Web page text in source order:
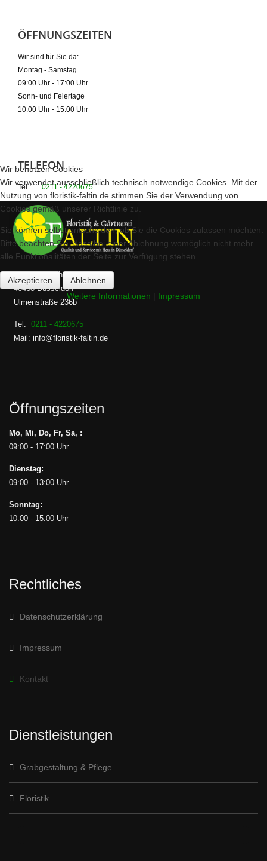
ÖFFNUNGSZEITEN
Wir sind für Sie da:
Montag - Samstag
09:00 Uhr - 17:00 Uhr
Sonn- und Feiertage
10:00 Uhr - 15:00 Uhr
TELEFON
Tel.:0211 - 4220675
Am Nordfriedhof
40468 Düsseldorf
Ulmenstraße 236b
Tel: 0211 - 4220675
Mail: info@floristik-faltin.de
Öffnungszeiten
Mo, Mi, Do, Fr, Sa, :
09:00 - 17:00 Uhr
Dienstag:
09:00 - 13:00 Uhr
Sonntag:
10:00 - 15:00 Uhr
Rechtliches
Datenschutzerklärung
Impressum
Kontakt
Dienstleistungen
Grabgestaltung & Pflege
Floristik
Wir benutzen Cookies
Wir verwendet ausschließlich technisch notwendige Cookies. Mit der
Nutzung von floristik-faltin.de stimmen Sie der Verwendung von
Cookies gemäß unserer Richtlinie zu.
Sie können selbst entscheiden, ob Sie die Cookies zulassen möchten.
Bitte beachten Sie, dass bei einer Ablehnung womöglich nicht mehr
alle Funktionalitäten der Seite zur Verfügung stehen.
Akzeptieren
Ablehnen
Weitere Informationen | Impressum